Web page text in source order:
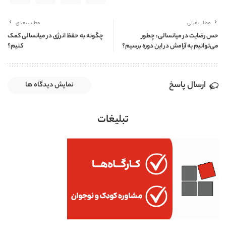
مطلب قبلی
حس رضایت در میانسالی: چطور
می‌توانیم به آرامش در این دوره برسیم؟
مطلب بعدی
چگونه به حفظ انرژی در میانسالی کمک
کنیم؟
ارسال پاسخ نمایش دیدگاه ها
تبلیغات